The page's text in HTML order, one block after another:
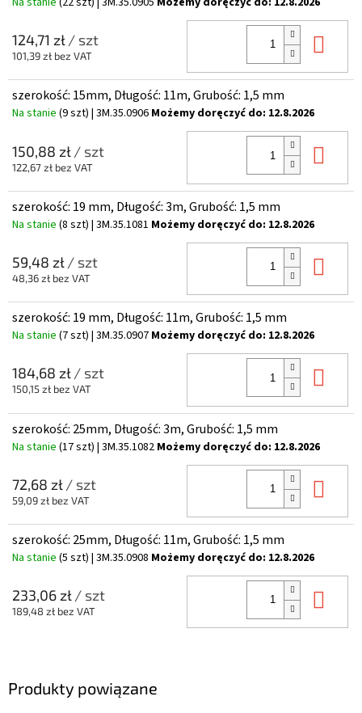
Produkty powiązane
124,71 zł/ szt
101,39 zł bez VAT
szerokość: 15mm, Długość: 11m, Grubość: 1,5 mm
Na stanie (9 szt) | 3M.35.0906 Możemy doręczyć do: 12.8.2026
150,88 zł/ szt
122,67 zł bez VAT
szerokość: 19 mm, Długość: 3m, Grubość: 1,5 mm
Na stanie (8 szt) | 3M.35.1081 Możemy doręczyć do: 12.8.2026
59,48 zł/ szt
48,36 zł bez VAT
szerokość: 19 mm, Długość: 11m, Grubość: 1,5 mm
Na stanie (7 szt) | 3M.35.0907 Możemy doręczyć do: 12.8.2026
184,68 zł/ szt
150,15 zł bez VAT
szerokość: 25mm, Długość: 3m, Grubość: 1,5 mm
Na stanie (17 szt) | 3M.35.1082 Możemy doręczyć do: 12.8.2026
72,68 zł/ szt
59,09 zł bez VAT
szerokość: 25mm, Długość: 11m, Grubość: 1,5 mm
Na stanie (5 szt) | 3M.35.0908 Możemy doręczyć do: 12.8.2026
233,06 zł/ szt
189,48 zł bez VAT